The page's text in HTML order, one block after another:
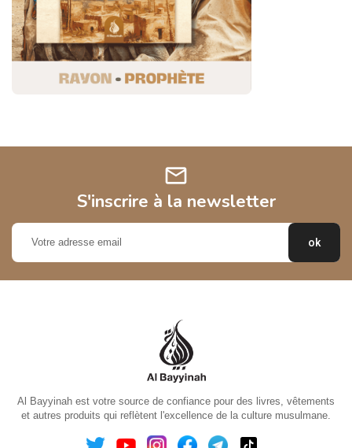
mail
S'inscrire à la newsletter
Al Bayyinah est votre source de confiance pour des livres, vêtements
et autres produits qui reflètent l'excellence de la culture musulmane.